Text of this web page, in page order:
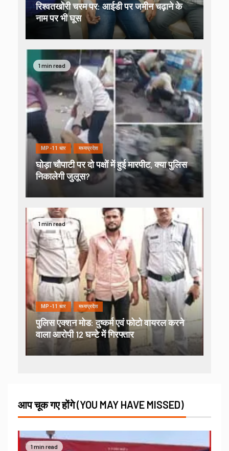
रिश्वतखोरी चरम पर: आईडी पर जमीन चढ़ाने के
नाम पर भी घूस
1 min read
MP-11 धार मध्यप्रदेश
घोड़ा चौपाटी पर दो पक्षों में हुई मारपीट, क्या पुलिस
निकालेगी जुलूस?
1 min read
MP-11 धार मध्यप्रदेश
पुलिस एक्शन मोड: दुष्कर्म एवं फोटो वायरल करने
वाला आरोपी 12 घन्टे में गिरफ्तार
आप चूक गए होंगे (YOU MAY HAVE MISSED)
1 min read